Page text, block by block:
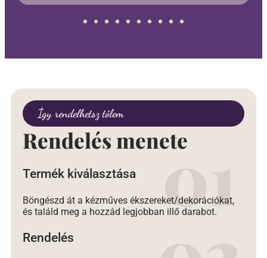
Így rendelhetsz tőlem
Rendelés menete
Termék kiválasztása
Böngészd át a kézműves ékszereket/dekorációkat,
és találd meg a hozzád legjobban illő darabot.
Rendelés